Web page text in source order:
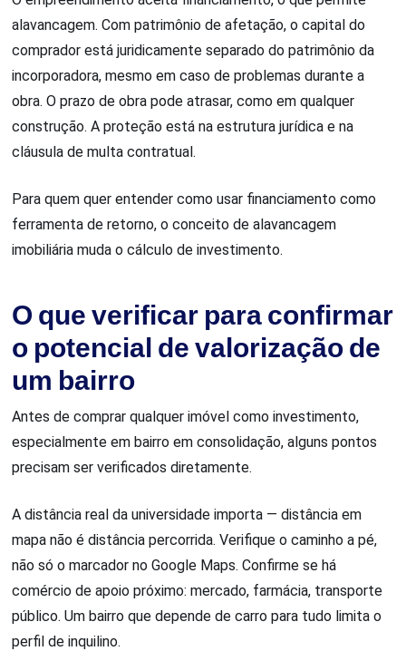
alavancagem. Com patrimônio de afetação, o capital do
comprador está juridicamente separado do patrimônio da
incorporadora, mesmo em caso de problemas durante a
obra. O prazo de obra pode atrasar, como em qualquer
construção. A proteção está na estrutura jurídica e na
cláusula de multa contratual.
Para quem quer entender como usar financiamento como
ferramenta de retorno, o conceito de alavancagem
imobiliária muda o cálculo de investimento.
O que verificar para confirmar
o potencial de valorização de
um bairro
Antes de comprar qualquer imóvel como investimento,
especialmente em bairro em consolidação, alguns pontos
precisam ser verificados diretamente.
A distância real da universidade importa — distância em
mapa não é distância percorrida. Verifique o caminho a pé,
não só o marcador no Google Maps. Confirme se há
comércio de apoio próximo: mercado, farmácia, transporte
público. Um bairro que depende de carro para tudo limita o
perfil de inquilino.